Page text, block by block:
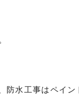
水工事はペイ